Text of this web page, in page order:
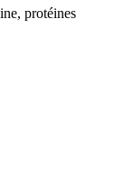
protéines